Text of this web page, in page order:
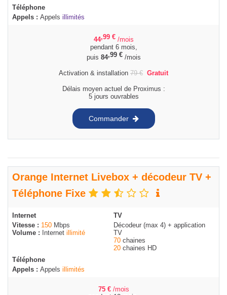
Téléphone
Appels : Appels illimités
44,99 € /mois
pendant 6 mois,
puis 84,99 €/mois
Activation & installation 79€ Gratuit
Délais moyen actuel de Proximus :
5 jours ouvrables
Commander
Orange Internet Livebox + décodeur TV +
Téléphone Fixe
Internet
Vitesse : 150 Mbps
Volume :
Internet illimité
TV
Décodeur (max 4) + application
TV
70 chaines
20 chaines HD
Téléphone
Appels : Appels illimités
75 € /mois